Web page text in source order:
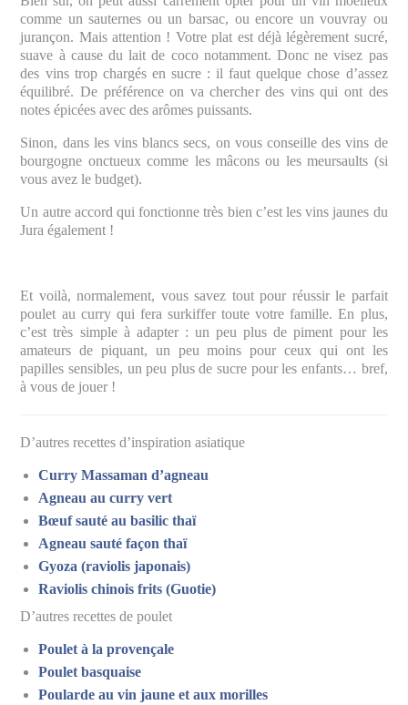
comme un sauternes ou un barsac, ou encore un vouvray ou
jurançon. Mais attention ! Votre plat est déjà légèrement sucré,
suave à cause du lait de coco notamment. Donc ne visez pas
des vins trop chargés en sucre : il faut quelque chose d’assez
équilibré. De préférence on va chercher des vins qui ont des
notes épicées avec des arômes puissants.
Sinon, dans les vins blancs secs, on vous conseille des vins de
bourgogne onctueux comme les mâcons ou les meursaults (si
vous avez le budget).
Un autre accord qui fonctionne très bien c’est les vins jaunes du
Jura également !
Et voilà, normalement, vous savez tout pour réussir le parfait
poulet au curry qui fera surkiffer toute votre famille. En plus,
c’est très simple à adapter : un peu plus de piment pour les
amateurs de piquant, un peu moins pour ceux qui ont les
papilles sensibles, un peu plus de sucre pour les enfants… bref,
à vous de jouer !
D’autres recettes d’inspiration asiatique
Curry Massaman d’agneau
Agneau au curry vert
Bœuf sauté au basilic thaï
Agneau sauté façon thaï
Gyoza (raviolis japonais)
Raviolis chinois frits (Guotie)
D’autres recettes de poulet
Poulet à la provençale
Poulet basquaise
Poularde au vin jaune et aux morilles